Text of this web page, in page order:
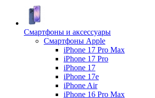
Смартфоны и аксессуары
Смартфоны Apple
iPhone 17 Pro Max
iPhone 17 Pro
iPhone 17
iPhone 17e
iPhone Air
iPhone 16 Pro Max